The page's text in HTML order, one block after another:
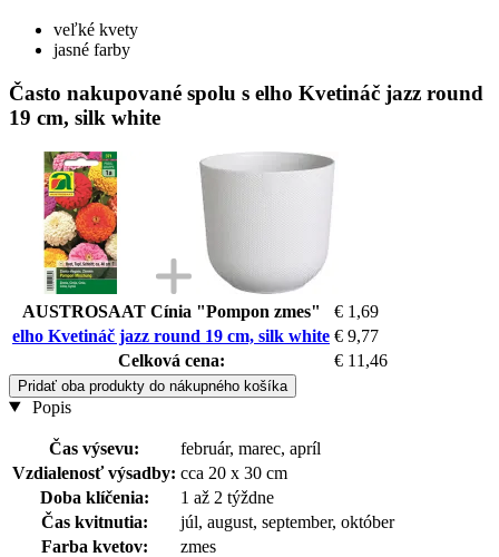
veľké kvety
jasné farby
Často nakupované spolu s elho Kvetináč jazz round
19 cm, silk white
AUSTROSAAT Cínia "Pompon zmes"
€ 1,69
elho Kvetináč jazz round 19 cm, silk white € 9,77
Celková cena:
€ 11,46
Pridať oba produkty do nákupného košíka
Popis
Čas výsevu:
február, marec, apríl
Vzdialenosť výsadby: cca 20 x 30 cm
Doba klíčenia:
1 až 2 týždne
Čas kvitnutia:
júl, august, september, október
Farba kvetov:
zmes